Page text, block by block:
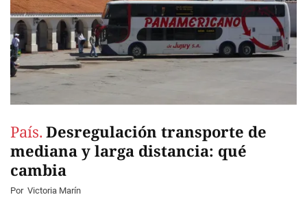
País. Desregulación transporte de
mediana y larga distancia: qué
cambia
Por Victoria Marín